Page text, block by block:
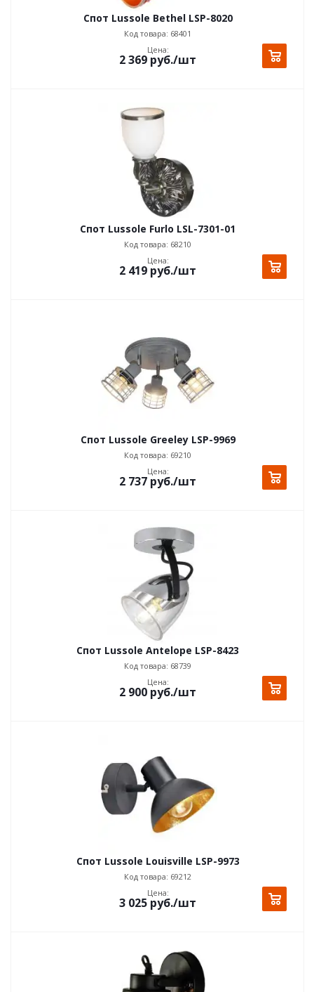
Спот Lussole Bethel LSP-8020
Код товара: 68401
Цена:
2 369 руб./шт
Спот Lussole Furlo LSL-7301-01
Код товара: 68210
Цена:
2 419 руб./шт
Спот Lussole Greeley LSP-9969
Код товара: 69210
Цена:
2 737 руб./шт
Спот Lussole Antelope LSP-8423
Код товара: 68739
Цена:
2 900 руб./шт
Спот Lussole Louisville LSP-9973
Код товара: 69212
Цена:
3 025 руб./шт